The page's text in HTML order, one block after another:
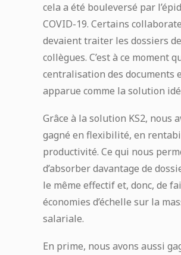
cela a été bouleversé par
COVID-19. Certains
devaient traiter les dossiers
collègues. C’est à ce moment
centralisation des documents
apparue comme la solution
Grâce à la solution KS2, nous
gagné en flexibilité, en
productivité. Ce qui nous
d’absorber davantage de
le même effectif et, donc, de
économies d’échelle sur la
salariale.
En prime, nous avons aussi